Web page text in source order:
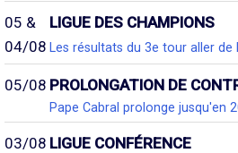
05 &
04/08
LIGUE DES CHAMPIONS
Les résultats du 3e tour aller de
05/08 PROLONGATION DE
Pape Cabral prolonge jusqu'en
03/08 LIGUE CONFÉRENCE